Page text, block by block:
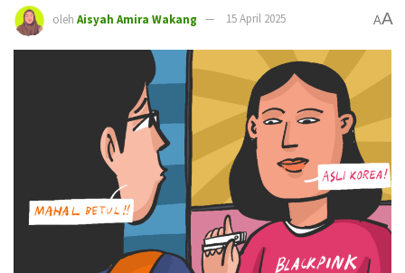
oleh Aisyah Amira Wakang 15 April 2025 AA